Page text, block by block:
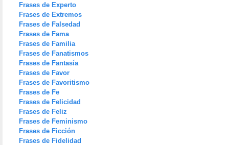
Frases de Experto
Frases de Extremos
Frases de Falsedad
Frases de Fama
Frases de Familia
Frases de Fanatismos
Frases de Fantasía
Frases de Favor
Frases de Favoritismo
Frases de Fe
Frases de Felicidad
Frases de Feliz
Frases de Feminismo
Frases de Ficción
Frases de Fidelidad